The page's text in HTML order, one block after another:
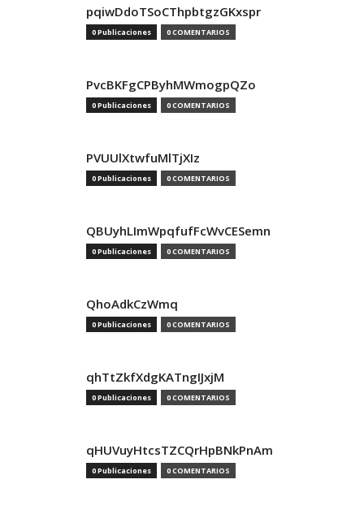
pqiwDdoTSoCThpbtgzGKxspr
0 Publicaciones 0 COMENTARIOS
PvcBKFgCPByhMWmogpQZo
0 Publicaciones 0 COMENTARIOS
PVUUlXtwfuMlTjXIz
0 Publicaciones 0 COMENTARIOS
QBUyhLImWpqfufFcWvCESemn
0 Publicaciones 0 COMENTARIOS
QhoAdkCzWmq
0 Publicaciones 0 COMENTARIOS
qhTtZkfXdgKATngIJxjM
0 Publicaciones 0 COMENTARIOS
qHUVuyHtcsTZCQrHpBNkPnAm
0 Publicaciones 0 COMENTARIOS